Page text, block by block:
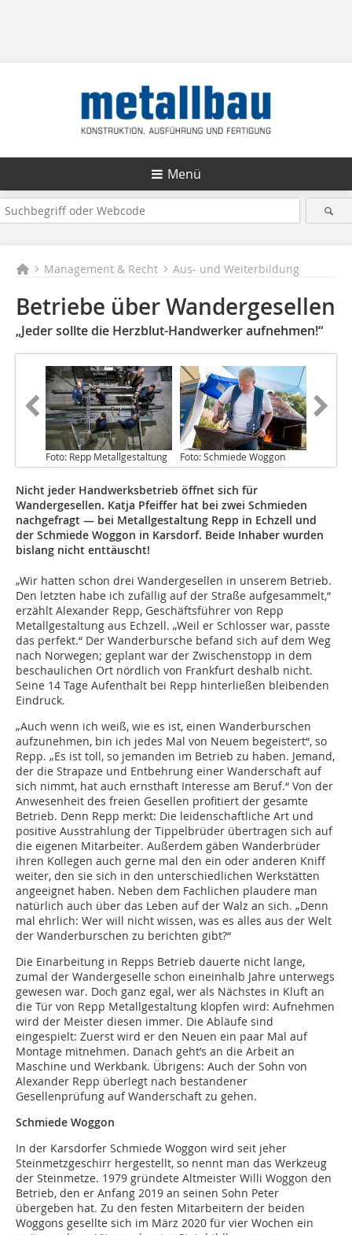
Menü
Management & Recht Aus- und Weiterbildung
Betriebe über Wandergesellen
„Jeder sollte die Herzblut-Handwerker aufnehmen!“
Foto: Repp Metallgestaltung Foto: Schmiede Woggon
Nicht jeder Handwerksbetrieb öffnet sich für
Wandergesellen. Katja Pfeiffer hat bei zwei Schmieden
nachgefragt — bei Metallgestaltung Repp in Echzell und
der Schmiede Woggon in Karsdorf. Beide Inhaber wurden
bislang nicht enttäuscht!
„Wir hatten schon drei Wandergesellen in unserem Betrieb.
Den letzten habe ich zufällig auf der Straße aufgesammelt,“
erzählt Alexander Repp, Geschäftsführer von Repp
Metallgestaltung aus Echzell. „Weil er Schlosser war, passte
das perfekt.“ Der Wanderbursche befand sich auf dem Weg
nach Norwegen; geplant war der Zwischenstopp in dem
beschaulichen Ort nördlich von Frankfurt deshalb nicht.
Seine 14 Tage Aufenthalt bei Repp hinterließen bleibenden
Eindruck.
„Auch wenn ich weiß, wie es ist, einen Wanderburschen
aufzunehmen, bin ich jedes Mal von Neuem begeistert“, so
Repp. „Es ist toll, so jemanden im Betrieb zu haben. Jemand,
der die Strapaze und Entbehrung einer Wanderschaft auf
sich nimmt, hat auch ernsthaft Interesse am Beruf.“ Von der
Anwesenheit des freien Gesellen profitiert der gesamte
Betrieb. Denn Repp merkt: Die leidenschaftliche Art und
positive Ausstrahlung der Tippelbrüder übertragen sich auf
die eigenen Mitarbeiter. Außerdem gäben Wanderbrüder
ihren Kollegen auch gerne mal den ein oder anderen Kniff
weiter, den sie sich in den unterschiedlichen Werkstätten
angeeignet haben. Neben dem Fachlichen plaudere man
natürlich auch über das Leben auf der Walz an sich. „Denn
mal ehrlich: Wer will nicht wissen, was es alles aus der Welt
der Wanderburschen zu berichten gibt?“
Die Einarbeitung in Repps Betrieb dauerte nicht lange,
zumal der Wandergeselle schon eineinhalb Jahre unterwegs
gewesen war. Doch ganz egal, wer als Nächstes in Kluft an
die Tür von Repp Metallgestaltung klopfen wird: Aufnehmen
wird der Meister diesen immer. Die Abläufe sind
eingespielt: Zuerst wird er den Neuen ein paar Mal auf
Montage mitnehmen. Danach geht’s an die Arbeit an
Maschine und Werkbank. Übrigens: Auch der Sohn von
Alexander Repp überlegt nach bestandener
Gesellenprüfung auf Wanderschaft zu gehen.
Schmiede Woggon
In der Karsdorfer Schmiede Woggon wird seit jeher
Steinmetzgeschirr hergestellt, so nennt man das Werkzeug
der Steinmetze. 1979 gründete Altmeister Willi Woggon den
Betrieb, den er Anfang 2019 an seinen Sohn Peter
übergeben hat. Zu den festen Mitarbeitern der beiden
Woggons gesellte sich im März 2020 für vier Wochen ein